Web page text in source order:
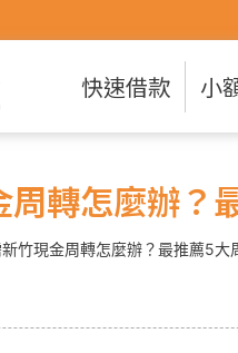
快速借款 小
轉怎麼辦？
竹現金周轉怎麼辦？最推薦5大